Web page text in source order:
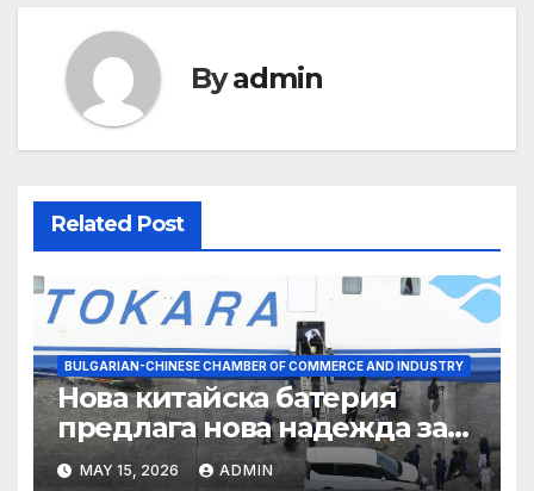
Byadmin
Related Post
BULGARIAN-CHINESE CHAMBER OF COMMERCE AND INDUSTRY
Нова китайска батерия
предлага нова надежда за
съхранение на водород
MAY 15, 2026 ADMIN